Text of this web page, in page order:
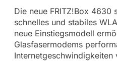
Die neue FRITZ!Box
schnelles und stabiles
neue Einstiegsmodell
Glasfasermodems